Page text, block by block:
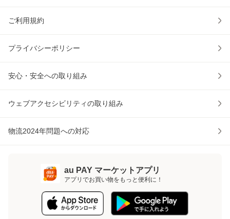
ご利用規約
プライバシーポリシー
安心・安全への取り組み
ウェブアクセシビリティの取り組み
物流2024年問題への対応
au PAY マーケットアプリ
アプリでお買い物をもっと便利に！